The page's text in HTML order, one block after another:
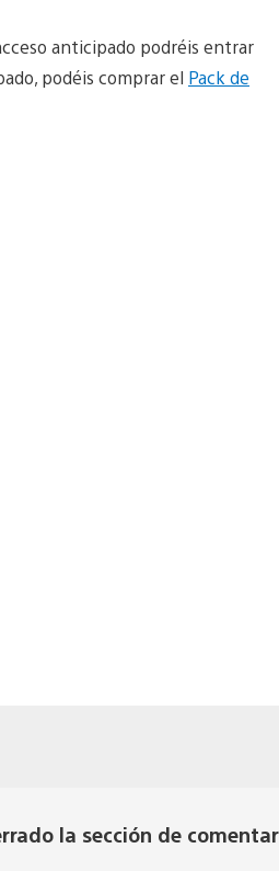
anticipado podréis entrar
podéis comprar el Pack de
la sección de